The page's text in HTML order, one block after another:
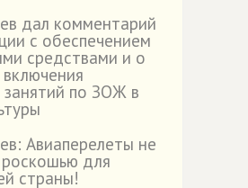
дал комментарий
с обеспечением
средствами и о
занятий по ЗОЖ в
Авиаперелеты не
для
страны!